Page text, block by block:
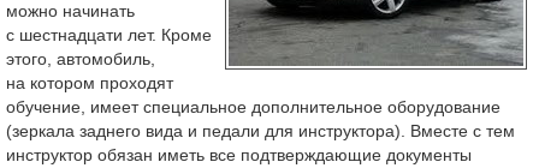
можно начинать
с шестнадцати лет. Кроме
этого, автомобиль,
на котором проходят
обучение, имеет специальное дополнительное оборудование
(зеркала заднего вида и педали для инструктора). Вместе с тем
инструктор обязан иметь все подтверждающие документы